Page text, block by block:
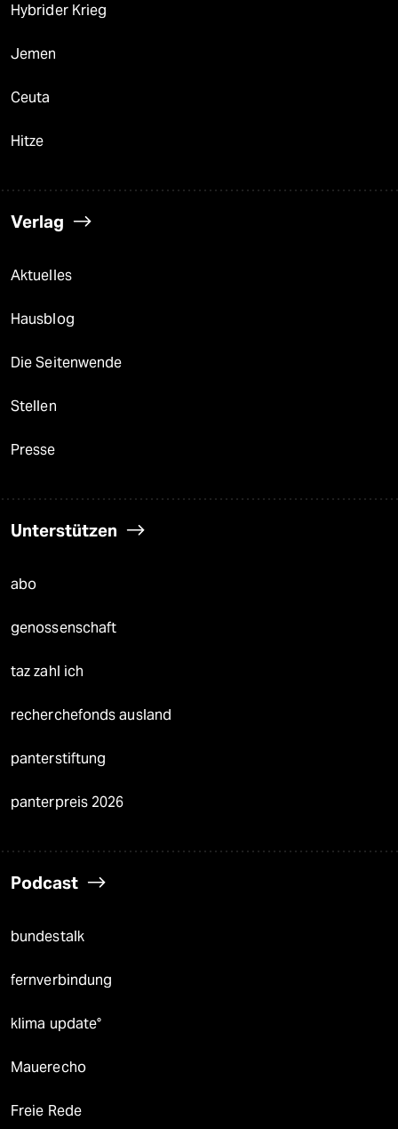
Hybrider Krieg
Jemen
Ceuta
Hitze
Verlag
Aktuelles
Hausblog
Die Seitenwende
Stellen
Presse
Unterstützen
abo
genossenschaft
taz zahl ich
recherchefonds ausland
panterstiftung
panterpreis 2026
Podcast
bundestalk
fernverbindung
klima update°
Mauerecho
Freie Rede